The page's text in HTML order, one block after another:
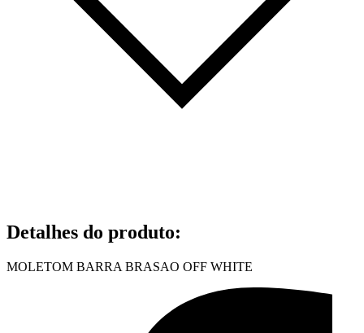
Detalhes do produto:
MOLETOM BARRA BRASAO OFF WHITE